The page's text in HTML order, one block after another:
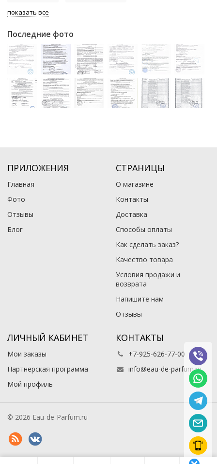
показать все
Последние фото
ПРИЛОЖЕНИЯ
Главная
Фото
Отзывы
Блог
СТРАНИЦЫ
О магазине
Контакты
Доставка
Способы оплаты
Как сделать заказ?
Качество товара
Условия продажи и
возврата
Напишите нам
Отзывы
ЛИЧНЫЙ КАБИНЕТ
Мои заказы
Партнерская программа
Мой профиль
КОНТАКТЫ
+7-925-626-77-00
info@eau-de-parfum.ru
© 2026 Eau-de-Parfum.ru